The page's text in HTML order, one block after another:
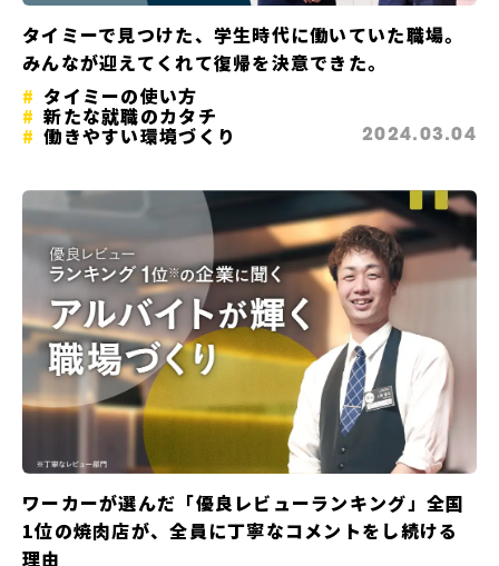
タイミーで見つけた、学生時代に働いていた職場。
みんなが迎えてくれて復帰を決意できた。
タイミーの使い方
新たな就職のカタチ
働きやすい環境づくり 2024.03.04
ワーカーが選んだ「優良レビューランキング」全国
1位の焼肉店が、全員に丁寧なコメントをし続ける
理由